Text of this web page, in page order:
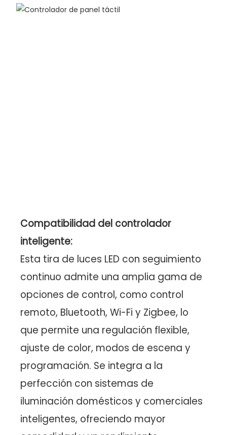
Compatibilidad del controlador
inteligente:
Esta tira de luces LED con seguimiento
continuo admite una amplia gama de
opciones de control, como control
remoto, Bluetooth, Wi-Fi y Zigbee, lo
que permite una regulación flexible,
ajuste de color, modos de escena y
programación. Se integra a la
perfección con sistemas de
iluminación domésticos y comerciales
inteligentes, ofreciendo mayor